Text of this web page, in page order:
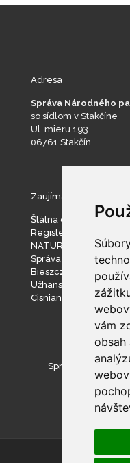
vám
obsah
Adresa
Správa Národného
so sídlom v Stakčíne
Ul. mieru 193
06761 Stakčín
Zaujímavé stránky
Štátna ochrana prírody
Register ponúkaného
NATURA 2000
Správa slovenských
Bieszczadzki Park
Užhanský národný
Cisniansko-Wetlinský
Správa